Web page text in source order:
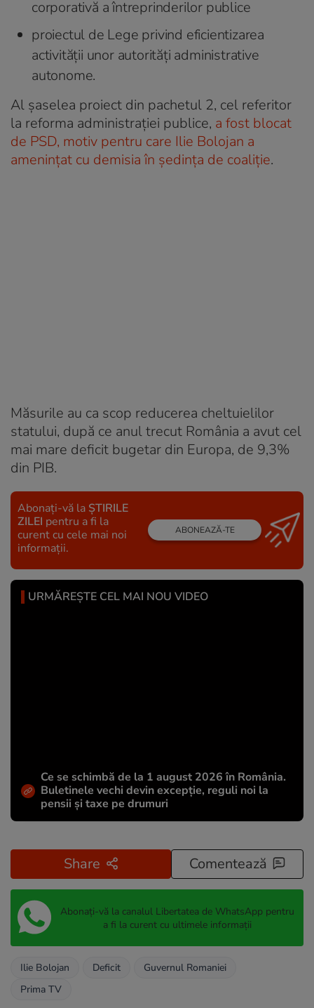
corporativă a întreprinderilor publice
proiectul de Lege privind eficientizarea
activității unor autorități administrative
autonome.
Al șaselea proiect din pachetul 2, cel referitor
la reforma administrației publice, a fost blocat
de PSD, motiv pentru care Ilie Bolojan a
amenințat cu demisia în ședința de coaliție.
Măsurile au ca scop reducerea cheltuielilor
statului, după ce anul trecut România a avut cel
mai mare deficit bugetar din Europa, de 9,3%
din PIB.
Abonați-vă la ȘTIRILE
ZILEI pentru a fi la
curent cu cele mai noi
informații.
ABONEAZĂ-TE
URMĂREȘTE CEL MAI NOU VIDEO
Ce se schimbă de la 1 august 2026 în România.
Buletinele vechi devin excepție, reguli noi la
pensii și taxe pe drumuri
Share Comentează
Abonați-vă la canalul Libertatea de WhatsApp pentru
a fi la curent cu ultimele informații
Ilie Bolojan Deficit
Guvernul Romaniei
Prima TV